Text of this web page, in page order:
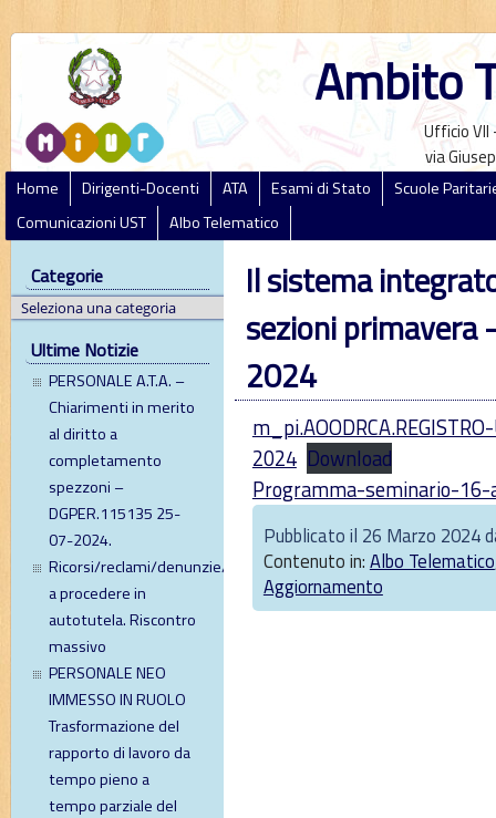
Ambito
Ufficio VII
via
Home Dirigenti-Docenti ATA Esami di Stato
Scuole
Comunicazioni UST
Albo Telematico
Categorie
Ultime Notizie
PERSONALE A.T.A. –
Chiarimenti in merito
al diritto a
completamento
spezzoni –
DGPER.115135 25-
07-2024.
Ricorsi/reclami/denunzie/diffide
a procedere in
autotutela. Riscontro
massivo
PERSONALE NEO
IMMESSO IN RUOLO
Trasformazione del
rapporto di lavoro da
tempo pieno a
tempo parziale del
Il sistema
sezioni primavera
2024
2024 Download
Programma-seminario-
Pubblicato il 26 Marzo 2024
Contenuto in: Albo Telematico
Aggiornamento